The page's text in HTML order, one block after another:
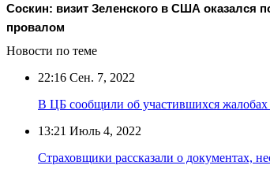
Соскин: визит Зеленского в США оказался
провалом
Новости по теме
22:16 Сен. 7, 2022
В ЦБ сообщили об участившихся
13:21 Июль 4, 2022
Страховщики рассказали о документах,